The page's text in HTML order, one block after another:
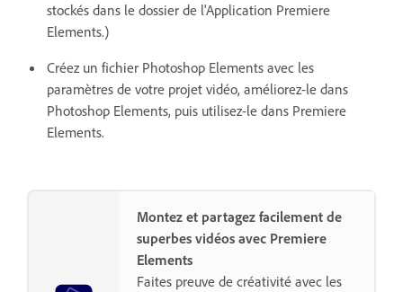
stockés dans le dossier de l'Application Premiere
Elements.)
Créez un fichier Photoshop Elements avec les
paramètres de votre projet vidéo, améliorez-le dans
Photoshop Elements, puis utilisez-le dans Premiere
Elements.
Montez et partagez facilement de
superbes vidéos avec Premiere
Elements
Faites preuve de créativité avec les